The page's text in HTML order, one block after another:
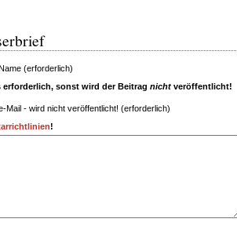
(erforderlich)
sonst wird der Beitrag nicht veröffentlicht!
Mail - wird nicht veröffentlicht! (erforderlich)
!